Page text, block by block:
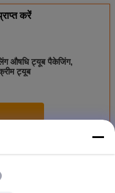
करें
औषधि ट्यूब पैकेजिंग,
ट्यूब